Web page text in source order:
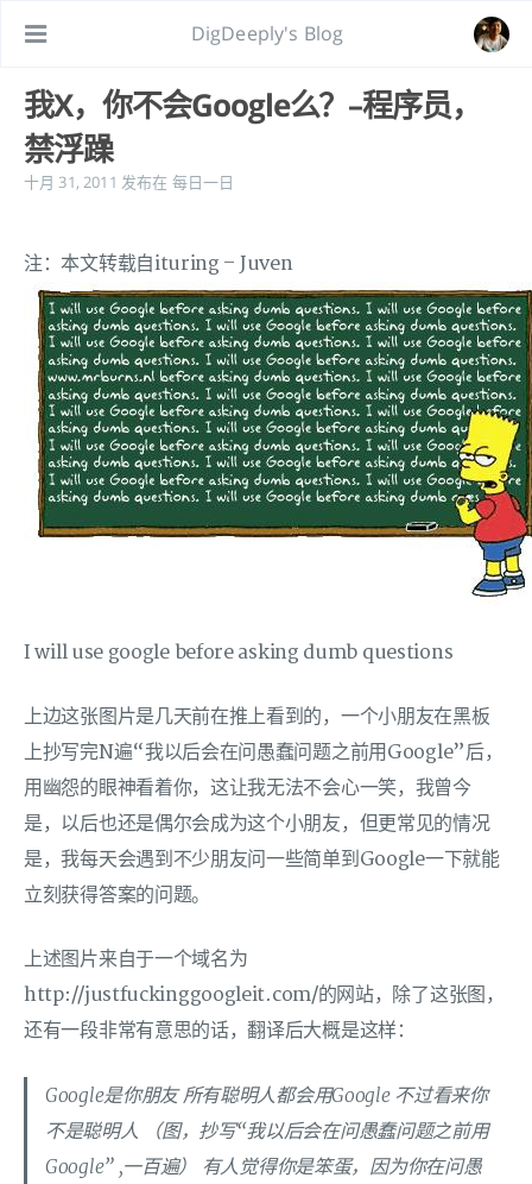
DigDeeply's Blog
我X，你不会Google么？–程序员，
禁浮躁
十月 31, 2011 发布在 每日一日
注：本文转载自ituring – Juven
I will use google before asking dumb questions
上边这张图片是几天前在推上看到的，一个小朋友在黑板
上抄写完N遍“我以后会在问愚蠢问题之前用Google”后，
用幽怨的眼神看着你，这让我无法不会心一笑，我曾今
是，以后也还是偶尔会成为这个小朋友，但更常见的情况
是，我每天会遇到不少朋友问一些简单到Google一下就能
立刻获得答案的问题。
上述图片来自于一个域名为
http://justfuckinggoogleit.com/的网站，除了这张图，
还有一段非常有意思的话，翻译后大概是这样：
Google是你朋友 所有聪明人都会用Google 不过看来你
不是聪明人 （图，抄写“我以后会在问愚蠢问题之前用
Google” ,一百遍） 有人觉得你是笨蛋，因为你在问愚